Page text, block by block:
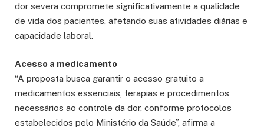
dor severa compromete significativamente a qualidade
de vida dos pacientes, afetando suas atividades diárias e
capacidade laboral.
Acesso a medicamento
“A proposta busca garantir o acesso gratuito a
medicamentos essenciais, terapias e procedimentos
necessários ao controle da dor, conforme protocolos
estabelecidos pelo Ministério da Saúde”, afirma a